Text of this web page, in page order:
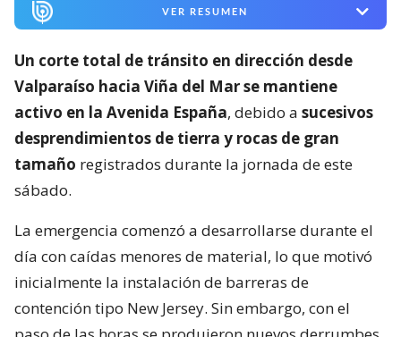
VER RESUMEN
Un corte total de tránsito en dirección desde
Valparaíso hacia Viña del Mar se mantiene
activo en la Avenida España, debido a sucesivos
desprendimientos de tierra y rocas de gran
tamaño registrados durante la jornada de este
sábado.
La emergencia comenzó a desarrollarse durante el
día con caídas menores de material, lo que motivó
inicialmente la instalación de barreras de
contención tipo New Jersey. Sin embargo, con el